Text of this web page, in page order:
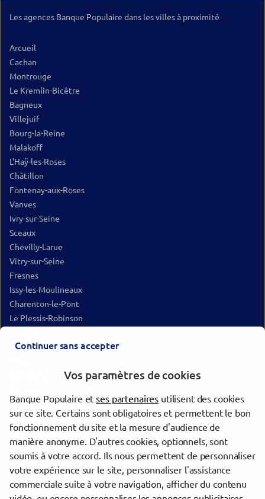
Les agences Banque Populaire dans les villes à proximité
Arcueil
Cachan
Montrouge
Le Kremlin-Bicêtre
Bagneux
Villejuif
Bourg-la-Reine
Malakoff
L'Haÿ-les-Roses
Châtillon
Fontenay-aux-Roses
Vanves
Ivry-sur-Seine
Sceaux
Chevilly-Larue
Vitry-sur-Seine
Fresnes
Issy-les-Moulineaux
Charenton-le-Pont
Le Plessis-Robinson
Paris
Châtenay-Malabry
Boulogne-Billancourt
Saint-Mandé
Meudon
Maisons-Alfort
Continuer sans accepter
Vos paramètres de cookies
Banque Populaire etses partenaires utilisent des cookies
sur ce site. Certains sont obligatoires et permettent le bon
fonctionnement du site et la mesure d'audience de
manière anonyme. D'autres cookies, optionnels, sont
soumis à votre accord. Ils nous permettent de personnaliser
votre expérience sur le site, personnaliser l'assistance
commerciale suite à votre navigation, afficher du contenu